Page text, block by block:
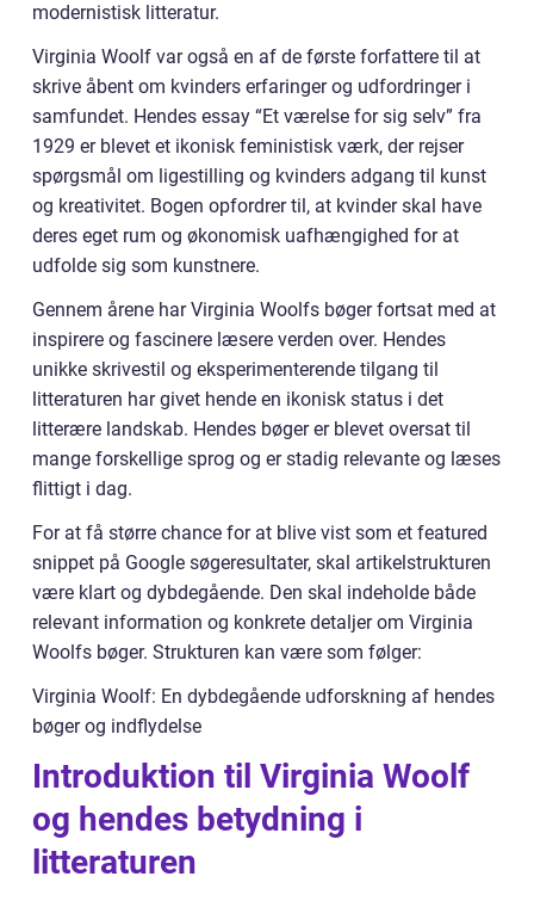
modernistisk litteratur.
Virginia Woolf var også en af de første forfattere til at
skrive åbent om kvinders erfaringer og udfordringer i
samfundet. Hendes essay “Et værelse for sig selv” fra
1929 er blevet et ikonisk feministisk værk, der rejser
spørgsmål om ligestilling og kvinders adgang til kunst
og kreativitet. Bogen opfordrer til, at kvinder skal have
deres eget rum og økonomisk uafhængighed for at
udfolde sig som kunstnere.
Gennem årene har Virginia Woolfs bøger fortsat med at
inspirere og fascinere læsere verden over. Hendes
unikke skrivestil og eksperimenterende tilgang til
litteraturen har givet hende en ikonisk status i det
litterære landskab. Hendes bøger er blevet oversat til
mange forskellige sprog og er stadig relevante og læses
flittigt i dag.
For at få større chance for at blive vist som et featured
snippet på Google søgeresultater, skal artikelstrukturen
være klart og dybdegående. Den skal indeholde både
relevant information og konkrete detaljer om Virginia
Woolfs bøger. Strukturen kan være som følger:
Virginia Woolf: En dybdegående udforskning af hendes
bøger og indflydelse
Introduktion til Virginia Woolf
og hendes betydning i
litteraturen